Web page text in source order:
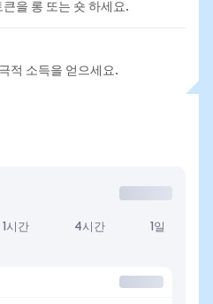
을 롱 또는 숏 하세요.
적 소득을 얻으세요.
1시간 4시간 1일